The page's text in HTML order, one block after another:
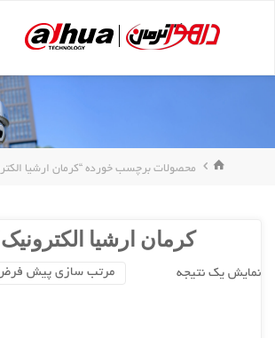
خانه محصولات برچسب خورده “کرمان ارشیا
کرمان ارشیا
نمایش یک نتیجه